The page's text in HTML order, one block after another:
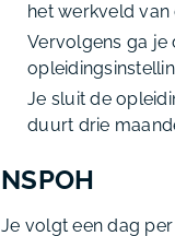
het werkveld van
Vervolgens ga je
Je sluit de
duurt drie
NSPOH
Je volgt een dag